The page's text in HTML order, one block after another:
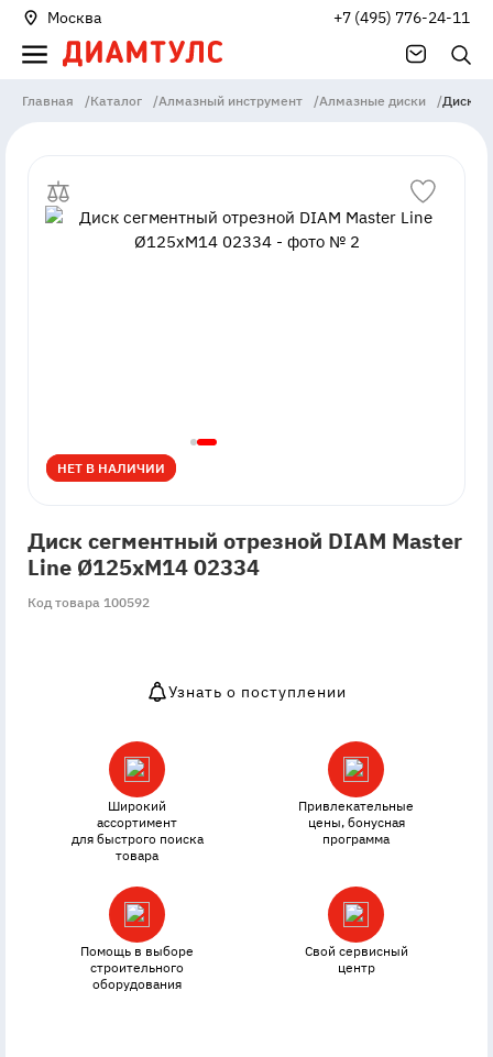
Москва +7 (495) 776-24-11
Главная /Каталог /Алмазный инструмент /Алмазные диски /Диск
НЕТ В НАЛИЧИИ
НЕТ В НАЛИЧИИ
Диск сегментный отрезной DIAM Master
Line Ø125xМ14 02334
Код товара 100592
Узнать о поступлении
Широкий
ассортимент
для быстрого поиска
товара
Привлекательные
цены, бонусная
программа
Помощь в выборе
строительного
оборудования
Свой сервисный
центр